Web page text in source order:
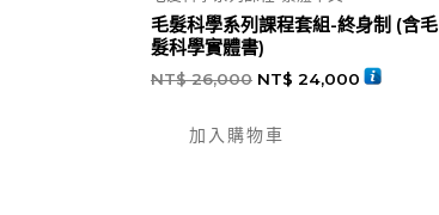
毛髮科學系列課程套組-終身制 (含毛
髮科學實體書)
NT$26,000 NT$ 24,000
加入購物車